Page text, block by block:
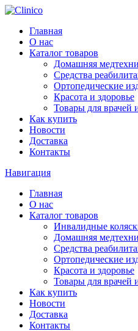
Главная
О нас
Каталог товаров
Домашняя
Средства
Ортопедические
Красота и здоровье
Товары для врачей
Как купить
Новости
Доставка
Контакты
Навигация
Главная
О нас
Каталог товаров
Инвалидные
Домашняя
Средства
Ортопедические
Красота и здоровье
Товары для врачей
Как купить
Новости
Доставка
Контакты